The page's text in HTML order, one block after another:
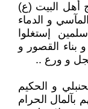
أهل البيت (ع)
و الدماء
إستغلوا
بناء القصور و
و ورع ..
و الحكيم
بآلمال الحرام